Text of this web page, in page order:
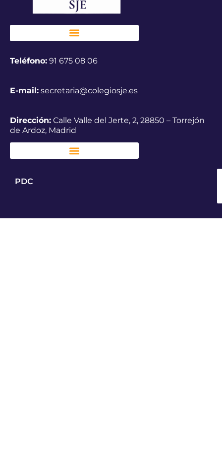
Teléfono: 91 675 08 06
E-mail: secretaria@colegiosje.es
Dirección: Calle Valle del Jerte, 2, 28850 – Torrejón
de Ardoz, Madrid
PDC